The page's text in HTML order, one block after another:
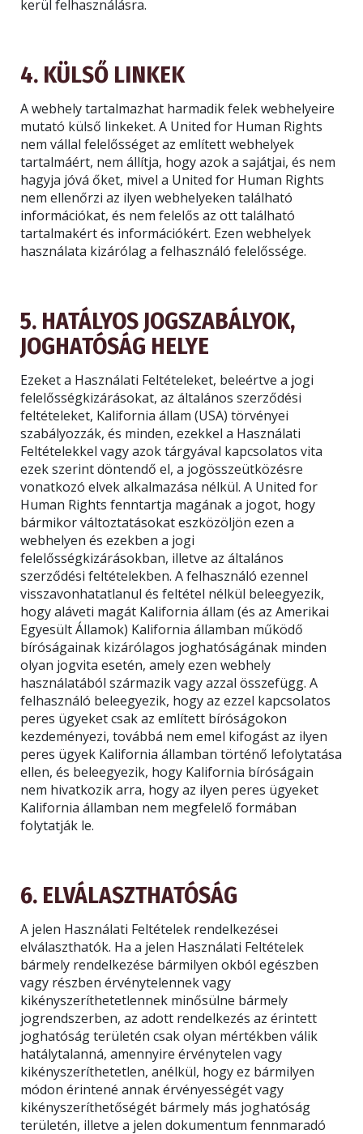
kerül felhasználásra.
4. KÜLSŐ LINKEK
A webhely tartalmazhat harmadik felek webhelyeire
mutató külső linkeket. A United for Human Rights
nem vállal felelősséget az említett webhelyek
tartalmáért, nem állítja, hogy azok a sajátjai, és nem
hagyja jóvá őket, mivel a United for Human Rights
nem ellenőrzi az ilyen webhelyeken található
információkat, és nem felelős az ott található
tartalmakért és információkért. Ezen webhelyek
használata kizárólag a felhasználó felelőssége.
5. HATÁLYOS JOGSZABÁLYOK,
JOGHATÓSÁG HELYE
Ezeket a Használati Feltételeket, beleértve a jogi
felelősségkizárásokat, az általános szerződési
feltételeket, Kalifornia állam (USA) törvényei
szabályozzák, és minden, ezekkel a Használati
Feltételekkel vagy azok tárgyával kapcsolatos vita
ezek szerint döntendő el, a jogösszeütközésre
vonatkozó elvek alkalmazása nélkül. A United for
Human Rights fenntartja magának a jogot, hogy
bármikor változtatásokat eszközöljön ezen a
webhelyen és ezekben a jogi
felelősségkizárásokban, illetve az általános
szerződési feltételekben. A felhasználó ezennel
visszavonhatatlanul és feltétel nélkül beleegyezik,
hogy aláveti magát Kalifornia állam (és az Amerikai
Egyesült Államok) Kalifornia államban működő
bíróságainak kizárólagos joghatóságának minden
olyan jogvita esetén, amely ezen webhely
használatából származik vagy azzal összefügg. A
felhasználó beleegyezik, hogy az ezzel kapcsolatos
peres ügyeket csak az említett bíróságokon
kezdeményezi, továbbá nem emel kifogást az ilyen
peres ügyek Kalifornia államban történő lefolytatása
ellen, és beleegyezik, hogy Kalifornia bíróságain
nem hivatkozik arra, hogy az ilyen peres ügyeket
Kalifornia államban nem megfelelő formában
folytatják le.
6. ELVÁLASZTHATÓSÁG
A jelen Használati Feltételek rendelkezései
elválaszthatók. Ha a jelen Használati Feltételek
bármely rendelkezése bármilyen okból egészben
vagy részben érvénytelennek vagy
kikényszeríthetetlennek minősülne bármely
jogrendszerben, az adott rendelkezés az érintett
joghatóság területén csak olyan mértékben válik
hatálytalanná, amennyire érvénytelen vagy
kikényszeríthetetlen, anélkül, hogy ez bármilyen
módon érintené annak érvényességét vagy
kikényszeríthetőségét bármely más joghatóság
területén, illetve a jelen dokumentum fennmaradó
ÉS TUDJA MEG, HOGYAN SEGÍTHET
KÖSZÖNÖM, NEM